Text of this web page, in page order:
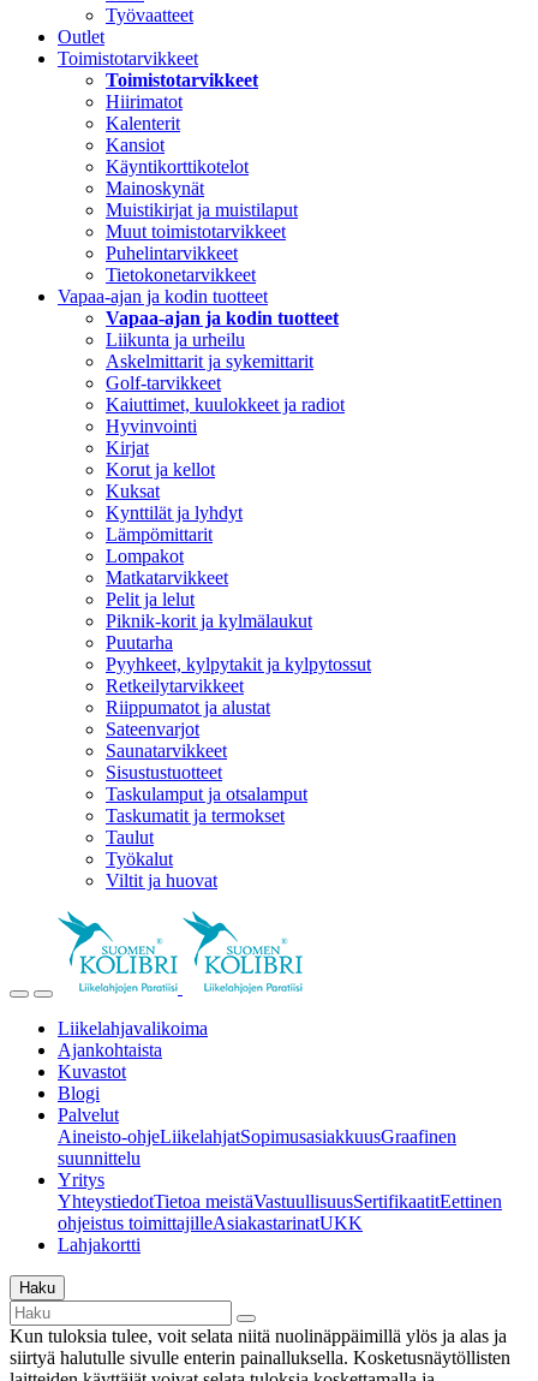
Työvaatteet
Outlet
Toimistotarvikkeet
Toimistotarvikkeet
Hiirimatot
Kalenterit
Kansiot
Käyntikorttikotelot
Mainoskynät
Muistikirjat ja muistilaput
Muut toimistotarvikkeet
Puhelintarvikkeet
Tietokonetarvikkeet
Vapaa-ajan ja kodin tuotteet
Vapaa-ajan ja kodin tuotteet
Liikunta ja urheilu
Askelmittarit ja sykemittarit
Golf-tarvikkeet
Kaiuttimet, kuulokkeet ja radiot
Hyvinvointi
Kirjat
Korut ja kellot
Kuksat
Kynttilät ja lyhdyt
Lämpömittarit
Lompakot
Matkatarvikkeet
Pelit ja lelut
Piknik-korit ja kylmälaukut
Puutarha
Pyyhkeet, kylpytakit ja kylpytossut
Retkeilytarvikkeet
Riippumatot ja alustat
Sateenvarjot
Saunatarvikkeet
Sisustustuotteet
Taskulamput ja otsalamput
Taskumatit ja termokset
Taulut
Työkalut
Viltit ja huovat
Liikelahjavalikoima
Ajankohtaista
Kuvastot
Blogi
Palvelut
Aineisto-ohjeLiikelahjatSopimusasiakkuusGraafinen
suunnittelu
Yritys
YhteystiedotTietoa meistäVastuullisuusSertifikaatitEettinen
ohjeistus toimittajilleAsiakastarinatUKK
Lahjakortti
Haku
Kun tuloksia tulee, voit selata niitä nuolinäppäimillä ylös ja alas ja
siirtyä halutulle sivulle enterin painalluksella. Kosketusnäytöllisten